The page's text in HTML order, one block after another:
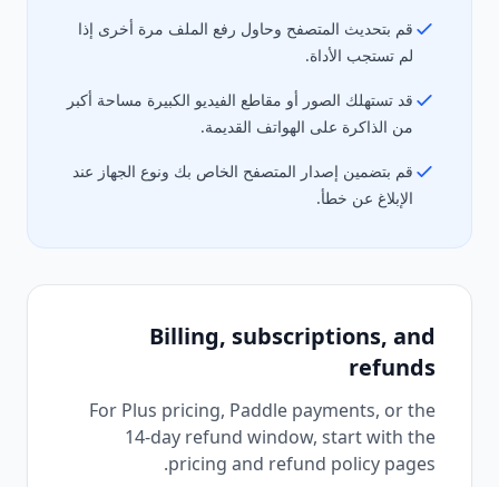
قم بتحديث المتصفح وحاول رفع الملف مرة أخرى إذا
لم تستجب الأداة.
قد تستهلك الصور أو مقاطع الفيديو الكبيرة مساحة أكبر
من الذاكرة على الهواتف القديمة.
قم بتضمين إصدار المتصفح الخاص بك ونوع الجهاز عند
الإبلاغ عن خطأ.
Billing, subscriptions, and
refunds
For Plus pricing, Paddle payments, or the
14-day refund window, start with the
pricing and refund policy pages.